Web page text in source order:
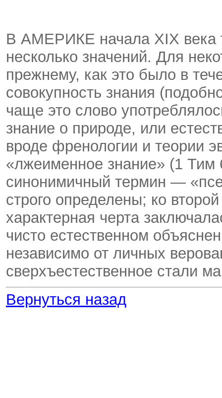
В АМЕРИКЕ начала XIX века
несколько значений. Для
прежнему, как это было в
совокупность знания
чаще это слово
знание о природе, или
вроде френологии и теории
«лжеименное знание» (1 Тим
синонимичный термин —
строго определены; ко
характерная черта
чисто естественном
независимо от личных
сверхъестественное стали
Вернуться назад